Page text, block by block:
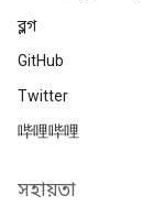
ব্লগ
GitHub
Twitter
哔哩哔哩
সহায়তা